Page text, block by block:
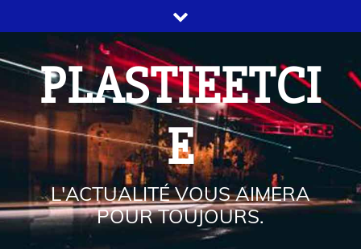
PLASTIEETCI
E
L'ACTUALITÉ VOUS AIMERA
POUR TOUJOURS.